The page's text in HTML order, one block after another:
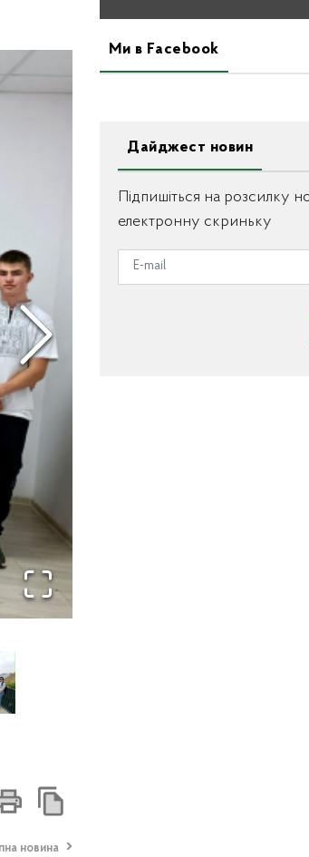
новина
Ми в Facebook
Дайджест новин
Підпишіться на розсилку
електронну скриньку